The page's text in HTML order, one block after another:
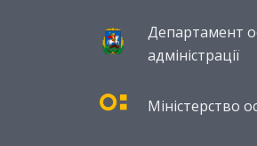
Департамент
адміністрації
Міністерство